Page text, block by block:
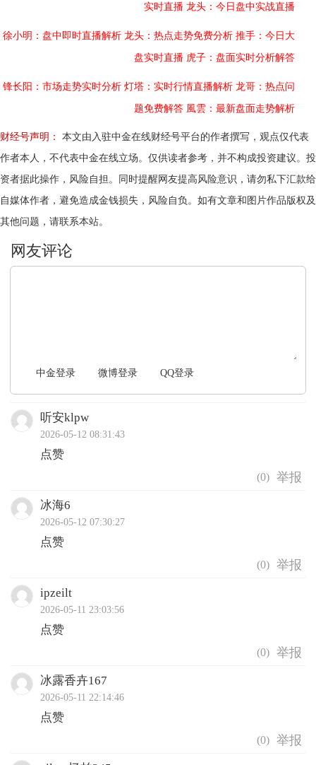
实时直播 龙头：今日盘中实战直播
徐小明：盘中即时直播解析 龙头：热点走势免费分析 推手：今日大
盘实时直播 虎子：盘面实时分析解答
锋长阳：市场走势实时分析 灯塔：实时行情直播解析 龙哥：热点问
题免费解答 風雲：最新盘面走势解析
财经号声明：
本文由入驻中金在线财经号平台的作者撰写，观点仅代表
作者本人，不代表中金在线立场。仅供读者参考，并不构成投资建议。投
资者据此操作，风险自担。同时提醒网友提高风险意识，请勿私下汇款给
自媒体作者，避免造成金钱损失，风险自负。如有文章和图片作品版权及
其他问题，请联系本站。
中金登录 微博登录 QQ登录
听安klpw
2026-05-12 08:31:43
点赞
(0)
冰海6
2026-05-12 07:30:27
点赞
(0)
ipzeilt
2026-05-11 23:03:56
点赞
(0)
冰露香卉167
2026-05-11 22:14:46
点赞
(0)